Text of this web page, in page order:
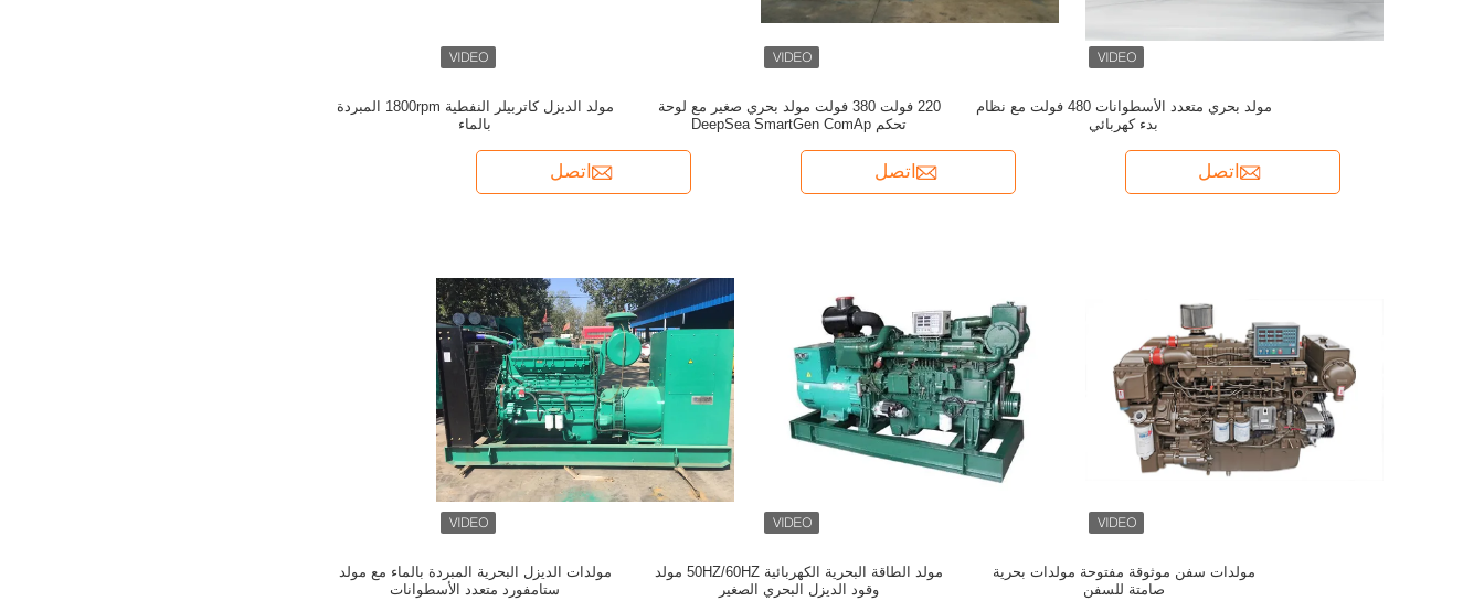
مولد الديزل كاتربيلر النفطية 1800rpm المبردة
بالماء
اتصل
220 فولت 380 فولت مولد بحري صغير مع لوحة
تحكم DeepSea SmartGen ComAp
اتصل
مولد بحري متعدد الأسطوانات 480 فولت مع نظام
بدء كهربائي
اتصل
مولدات الديزل البحرية المبردة بالماء مع مولد
ستامفورد متعدد الأسطوانات
مولد الطاقة البحرية الكهربائية 50HZ/60HZ مولد
وقود الديزل البحري الصغير
مولدات سفن موثوقة مفتوحة مولدات بحرية
صامتة للسفن